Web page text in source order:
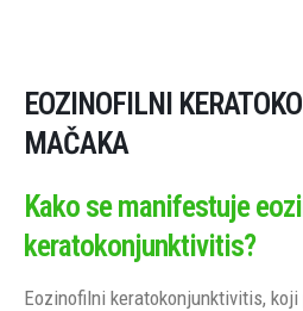
EOZINOFILNI
MAČAKA
Kako se manifestuje
keratokonjunktivitis?
Eozinofilni keratokonjunktivitis,